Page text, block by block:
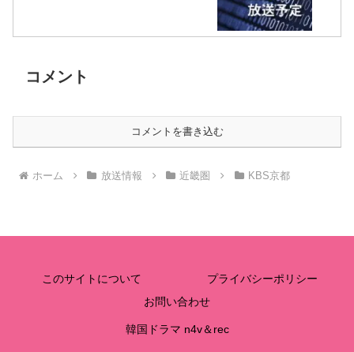
コメント
コメントを書き込む
ホーム 放送情報 近畿圏 KBS京都
このサイトについて
プライバシーポリシー
お問い合わせ
韓国ドラマ n4v＆rec